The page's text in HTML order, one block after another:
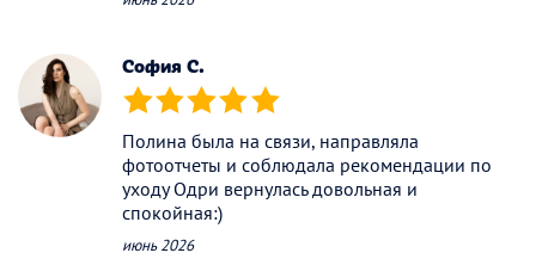
София С.
(*) (*) (*) (*) (*)
Полина была на связи, направляла
фотоотчеты и соблюдала рекомендации по
уходу Одри вернулась довольная и
спокойная:)
июнь 2026